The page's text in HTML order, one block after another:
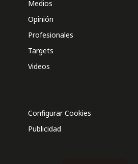
Medios
Opinión
Profesionales
Targets
Videos
Configurar Cookies
Publicidad